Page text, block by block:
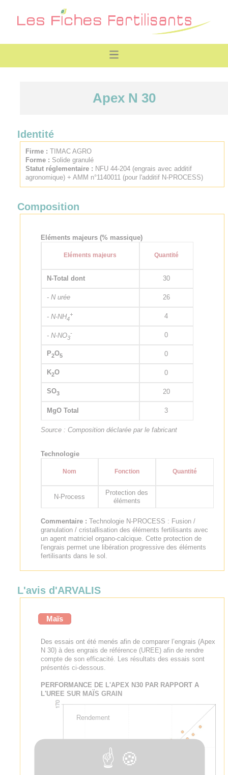
Apex N 30
Identité
Firme : TIMAC AGRO
Forme : Solide granulé
Statut réglementaire : NFU 44-204 (engrais avec additif
agronomique) + AMM n°1140011 (pour l'additif N-PROCESS)
Composition
Eléments majeurs (% massique)
Eléments majeurs Quantité
N-Total dont 30
- N urée 26
- N-NH4
+ 4
- N-NO3
- 0
P2O5 0
K2O 0
SO3 20
MgO Total 3
Source : Composition déclarée par le fabricant
Technologie
Nom Fonction Quantité
N-Process
Protection des
éléments
Commentaire : Technologie N-PROCESS : Fusion /
granulation / cristallisation des éléments fertilisants avec
un agent matriciel organo-calcique. Cette protection de
l'engrais permet une libération progressive des éléments
fertilisants dans le sol.
L'avis d'ARVALIS
Maïs
Des essais ont été menés afin de comparer l’engrais (Apex
N 30) à des engrais de référence (UREE) afin de rendre
compte de son efficacité. Les résultats des essais sont
présentés ci-dessous.
PERFORMANCE DE L'APEX N30 PAR RAPPORT A
L'UREE SUR MAÏS GRAIN
Rendement